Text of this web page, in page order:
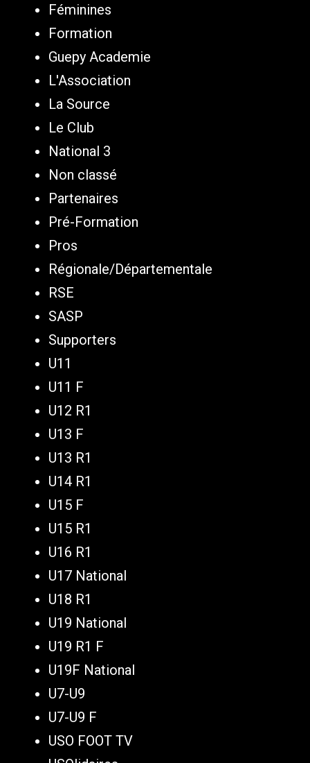
Féminines
Formation
Guepy Academie
L'Association
La Source
Le Club
National 3
Non classé
Partenaires
Pré-Formation
Pros
Régionale/Départementale
RSE
SASP
Supporters
U11
U11 F
U12 R1
U13 F
U13 R1
U14 R1
U15 F
U15 R1
U16 R1
U17 National
U18 R1
U19 National
U19 R1 F
U19F National
U7-U9
U7-U9 F
USO FOOT TV